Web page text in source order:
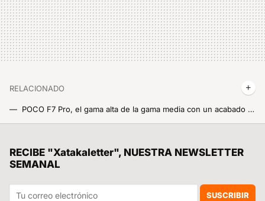
RELACIONADO
POCO F7 Pro, el gama alta de la gama media con un acabado de cristal y un diseño premium total de la cámara
Es un ajuste de HyperOS muy útil para estar siempre online, pero he preferido quitarlo para evitar que me vuelen los datos
RECIBE "Xatakaletter", NUESTRA NEWSLETTER
SEMANAL
SUSCRIBIR